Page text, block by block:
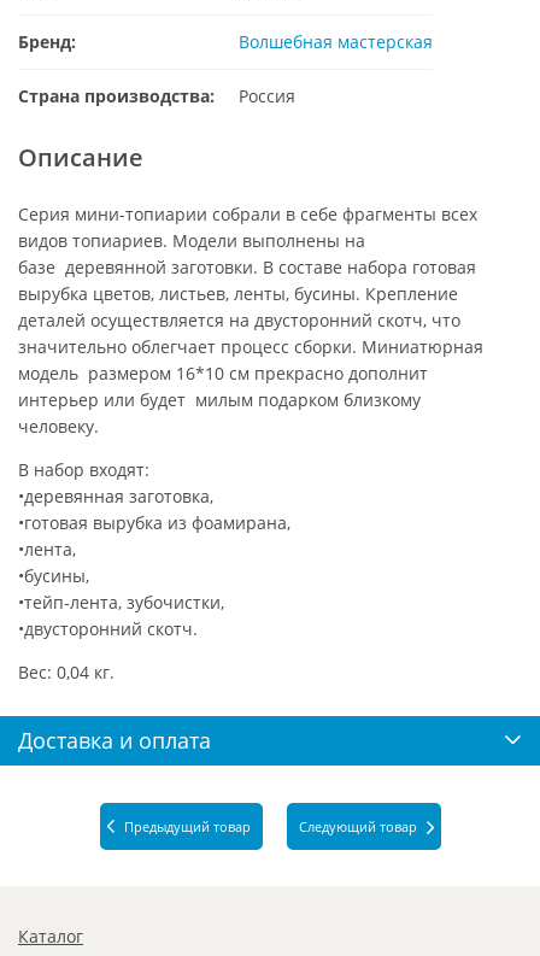
Бренд: Волшебная мастерская
Страна производства: Россия
Описание
Серия мини-топиарии собрали в себе фрагменты всех
видов топиариев. Модели выполнены на
базе деревянной заготовки. В составе набора готовая
вырубка цветов, листьев, ленты, бусины. Крепление
деталей осуществляется на двусторонний скотч, что
значительно облегчает процесс сборки. Миниатюрная
модель размером 16*10 см прекрасно дополнит
интерьер или будет милым подарком близкому
человеку.
В набор входят:
•деревянная заготовка,
•готовая вырубка из фоамирана,
•лента,
•бусины,
•тейп-лента, зубочистки,
•двусторонний скотч.
Вес: 0,04 кг.
Доставка и оплата
Предыдущий товар Следующий товар
Каталог